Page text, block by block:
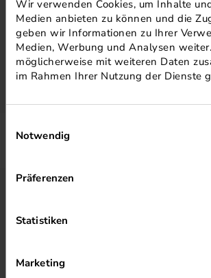
Wir verwenden Cookies, um Inhalte
Medien anbieten zu können und die
geben wir Informationen zu Ihrer
Medien, Werbung und Analysen
möglicherweise mit weiteren Daten
im Rahmen Ihrer Nutzung der Dienste
Notwendig
Präferenzen
Statistiken
Marketing
MEHR ZUM ZERTIFIKAT
Silber Druck GmbH & Co. KG